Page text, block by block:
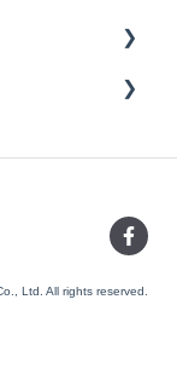
Ltd. All rights reserved.